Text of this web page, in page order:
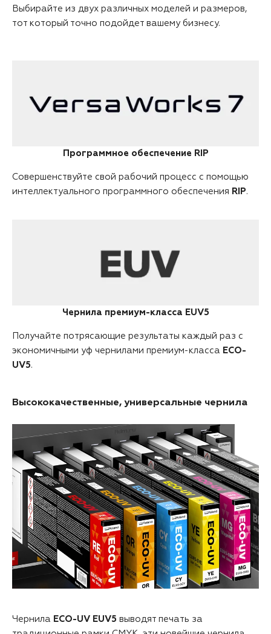
Выбирайте из двух различных моделей и размеров,
тот который точно подойдет вашему бизнесу.
Программное обеспечение RIP
Совершенствуйте свой рабочий процесс с помощью
интеллектуального программного обеспечения RIP.
Чернила премиум-класса EUV5
Получайте потрясающие результаты каждый раз с
экономичными уф чернилами премиум-класса ECO-
UV5.
Высококачественные, универсальные чернила
Чернила ECO-UV EUV5 выводят печать за